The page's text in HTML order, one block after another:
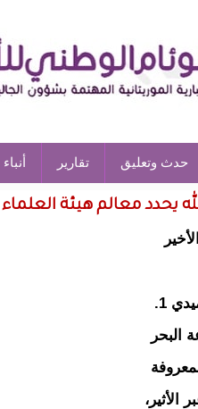
حدث وتعليق تقارير
يحدد معالم هيئة
1.
البحر
الأثير،